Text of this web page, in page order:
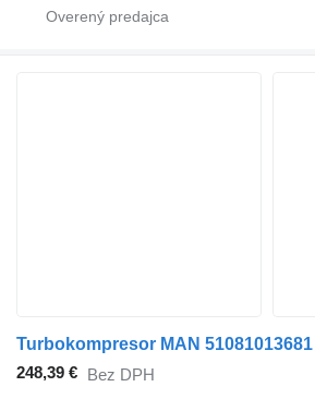
Turbokompresor MAN
248,39 € Bez DPH